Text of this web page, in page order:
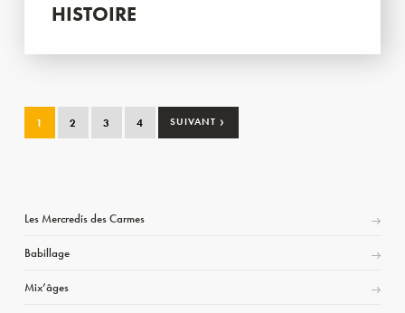
HISTOIRE
1 2 3 4 SUIVANT ›
Les Mercredis des Carmes
Babillage
Mix’âges